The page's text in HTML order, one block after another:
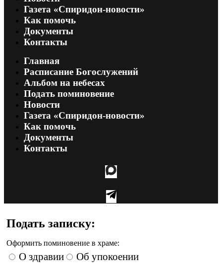
Газета «Спиридон-новости»
Как помочь
Документы
Контакты
Главная
Расписание Богослужений
Альбом на небесах
Подать поминовение
Новости
Газета «Спиридон-новости»
Как помочь
Документы
Контакты
Подать записку:
Оформить поминовение в храме:
О здравии Об упокоении